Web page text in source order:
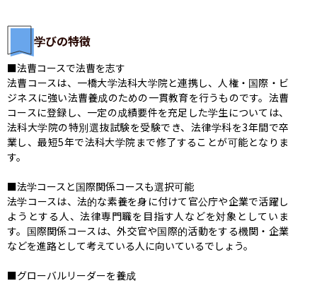
学びの特徴
■法曹コースで法曹を志す
法曹コースは、一橋大学法科大学院と連携し、人権・国際・ビ
ジネスに強い法曹養成のための一貫教育を行うものです。法曹
コースに登録し、一定の成績要件を充足した学生については、
法科大学院の特別選抜試験を受験でき、法律学科を3年間で卒
業し、最短5年で法科大学院まで修了することが可能となりま
す。
■法学コースと国際関係コースも選択可能
法学コースは、法的な素養を身に付けて官公庁や企業で活躍し
ようとする人、法律専門職を目指す人などを対象としていま
す。国際関係コースは、外交官や国際的活動をする機関・企業
などを進路として考えている人に向いているでしょう。
■グローバルリーダーを養成